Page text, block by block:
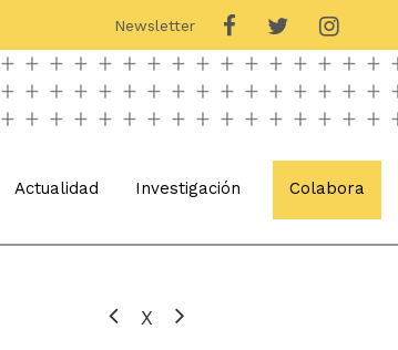
Newsletter
Actualidad Investigación Colabora
X